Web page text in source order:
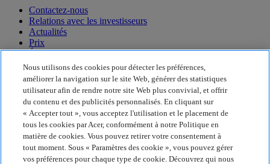
Contactez-nous
Relations avec les investisseurs
Actualités
Prix
Événements
Développement durable
Développement durable
Responsabilité sociale de l'entreprise
Empreinte carbone du produit
Project Humanity
Earthion
Nous utilisons des cookies pour détecter les préférences,
améliorer la navigation sur le site Web, générer des statistiques
utilisateur afin de rendre notre site Web plus convivial, et offrir
du contenu et des publicités personnalisés. En cliquant sur
« Accepter tout », vous acceptez l'utilisation et le placement de
tous les cookies par Acer, conformément à notre Politique en
matière de cookies. Vous pouvez retirer votre consentement à
tout moment. Sous « Paramètres des cookie », vous pouvez gérer
vos préférences pour chaque type de cookie. Découvrez qui nous